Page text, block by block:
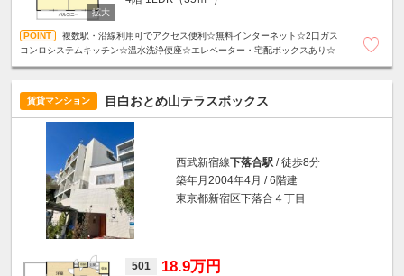
複数駅・沿線利用可でアクセス便利☆無料インターネット☆2口ガス
コンロシステムキッチン☆温水洗浄便座☆エレベーター・宅配ボックスあり☆
賃貸マンション 目白おとめ山テラスボックス
西武新宿線下落合駅 / 徒歩8分
築年月2004年4月 / 6階建
東京都新宿区下落合４丁目
501 18.9万円